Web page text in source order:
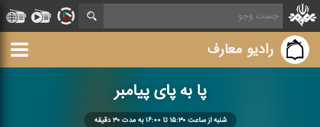
رادیو معارف
پا به پای پیامبر
شنبه از ساعت ۱۵:۳۰ تا ۱۶:۰۰ به مدت ۳۰ دقیقه